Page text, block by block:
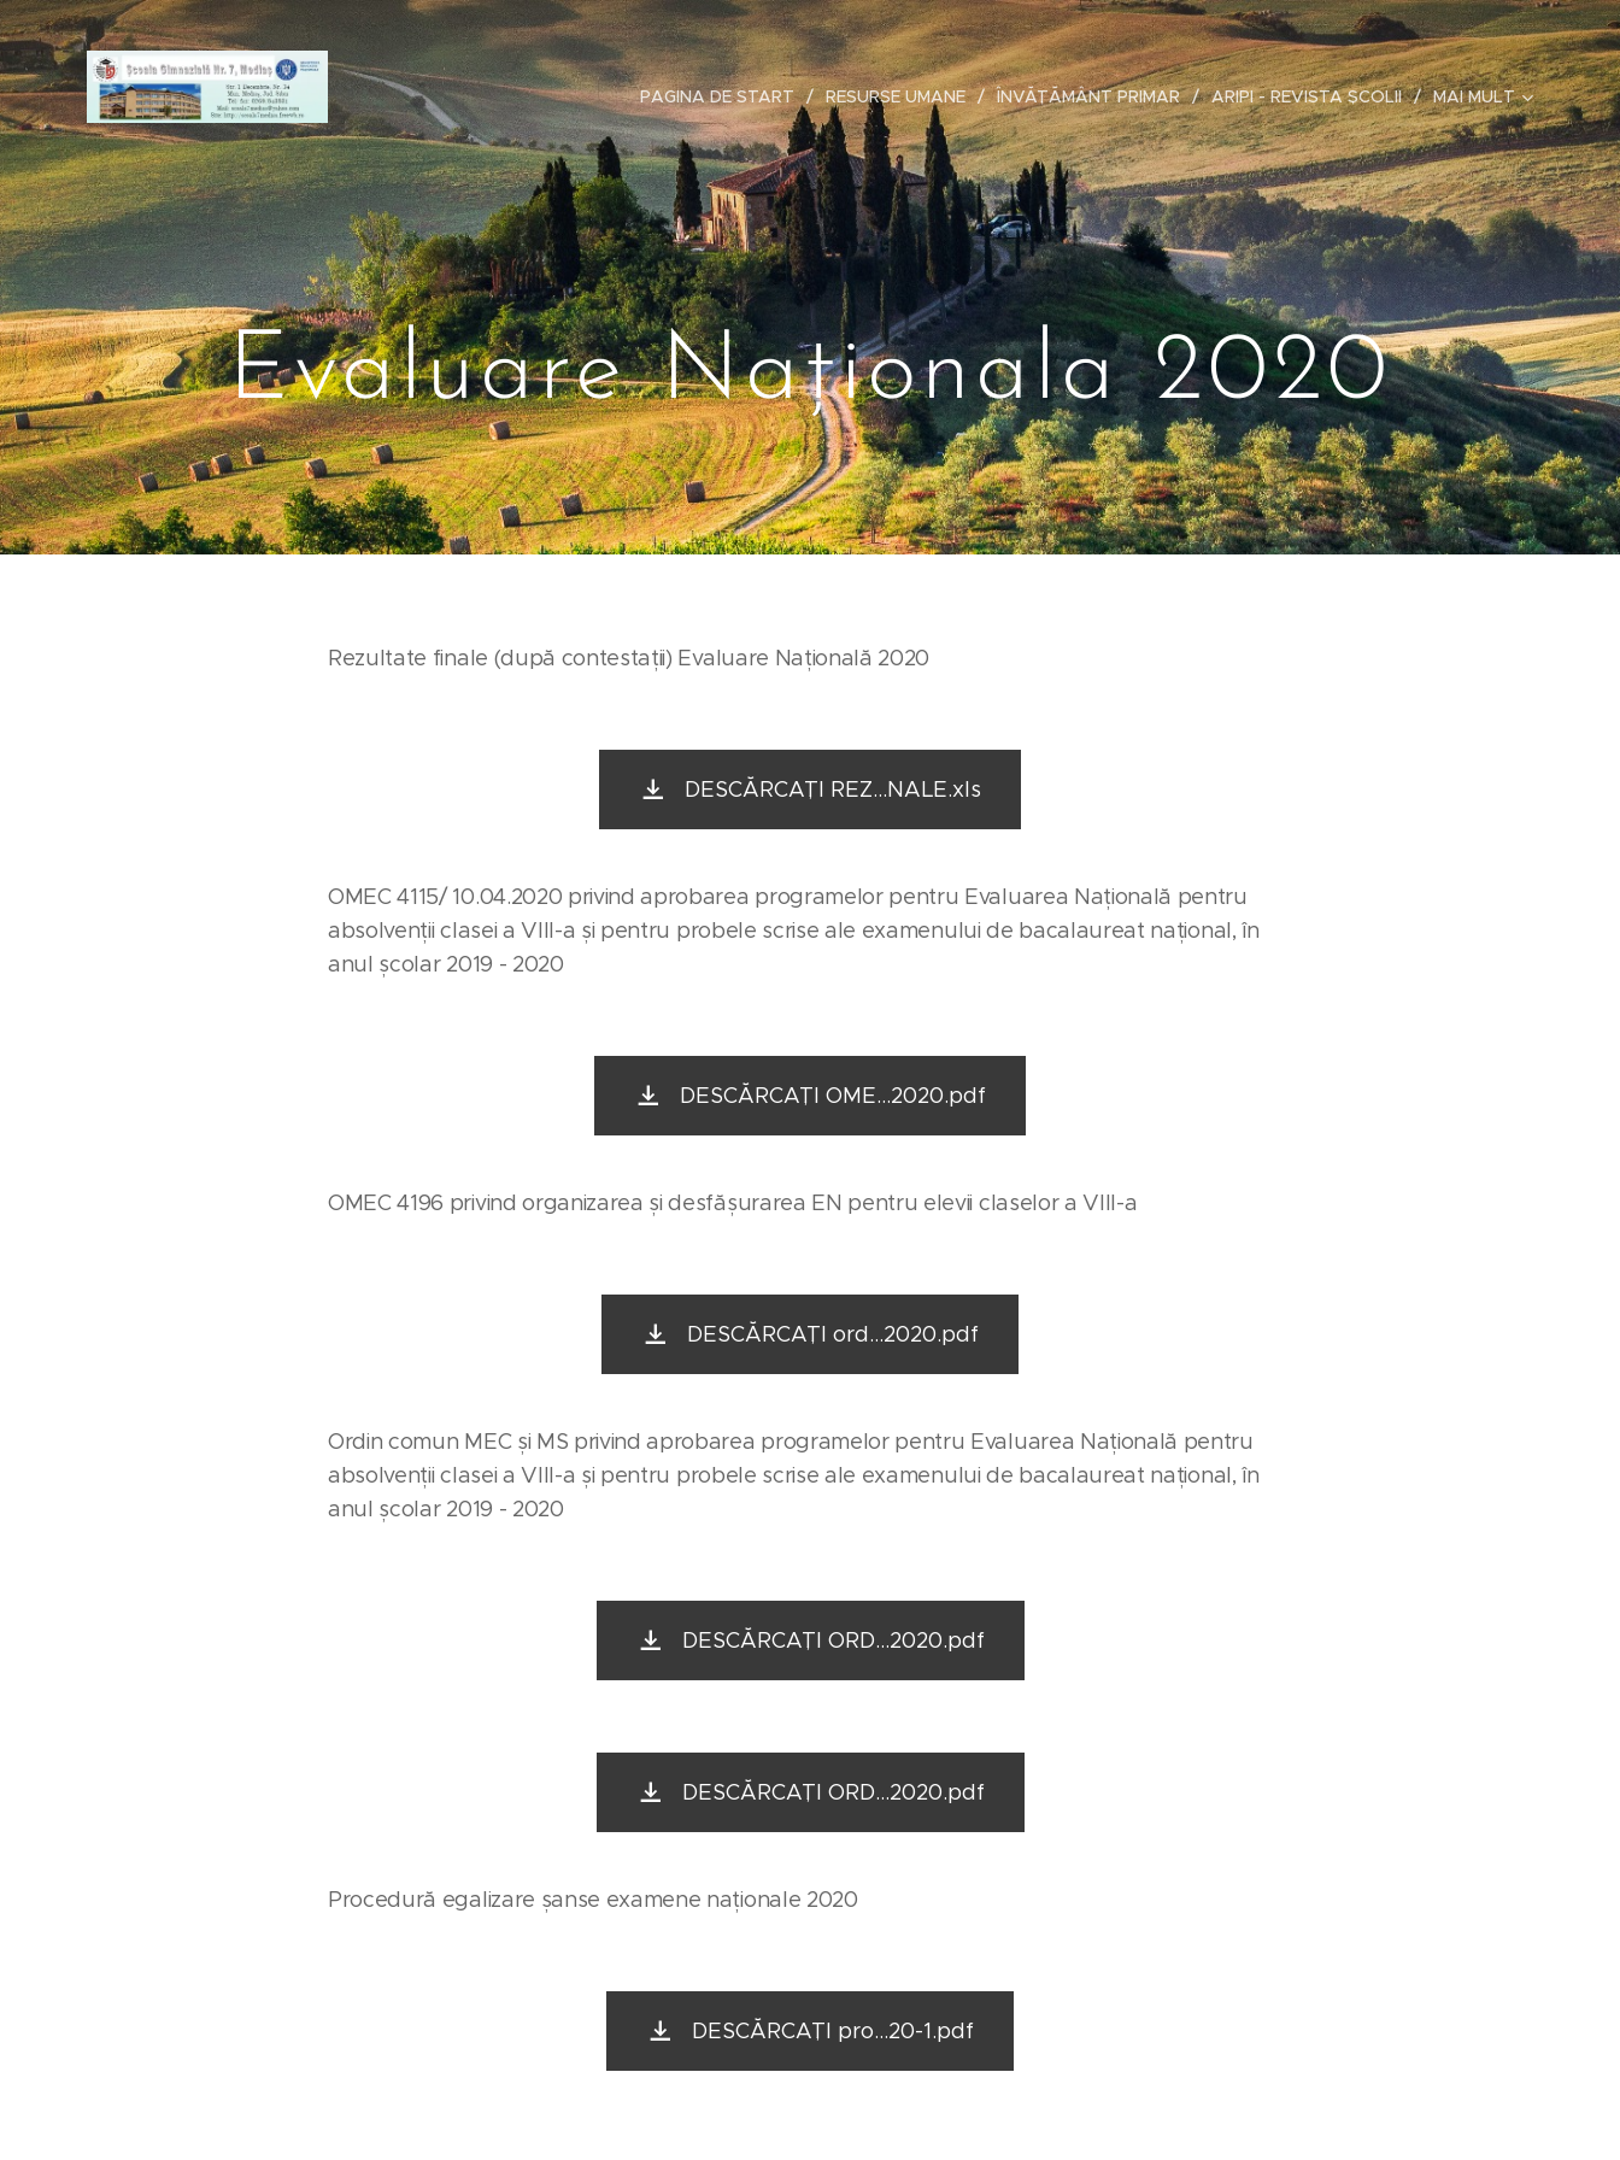
PAGINA DE START RESURSE UMANE ÎNVĂȚĂMÂNT PRIMAR ARIPI - REVISTA ȘCOLII MAI MULT
Evaluare Naționala 2020
Rezultate finale (după contestații) Evaluare Națională 2020
DESCĂRCAȚI REZ...NALE.xls
OMEC 4115/ 10.04.2020 privind aprobarea programelor pentru Evaluarea Națională pentru
absolvenții clasei a VIII-a și pentru probele scrise ale examenului de bacalaureat național, în
anul școlar 2019 - 2020
DESCĂRCAȚI OME...2020.pdf
OMEC 4196 privind organizarea și desfășurarea EN pentru elevii claselor a VIII-a
DESCĂRCAȚI ord...2020.pdf
Ordin comun MEC și MS privind aprobarea programelor pentru Evaluarea Națională pentru
absolvenții clasei a VIII-a și pentru probele scrise ale examenului de bacalaureat național, în
anul școlar 2019 - 2020
DESCĂRCAȚI ORD...2020.pdf
DESCĂRCAȚI ORD...2020.pdf
Procedură egalizare șanse examene naționale 2020
DESCĂRCAȚI pro...20-1.pdf